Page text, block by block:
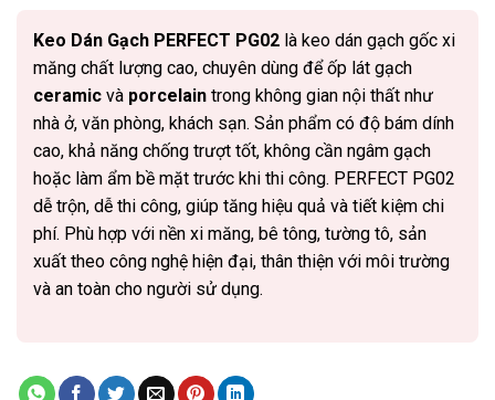
Keo Dán Gạch PERFECT PG02 là keo dán gạch gốc xi
măng chất lượng cao, chuyên dùng để ốp lát gạch
ceramic và porcelain trong không gian nội thất như
nhà ở, văn phòng, khách sạn. Sản phẩm có độ bám dính
cao, khả năng chống trượt tốt, không cần ngâm gạch
hoặc làm ẩm bề mặt trước khi thi công. PERFECT PG02
dễ trộn, dễ thi công, giúp tăng hiệu quả và tiết kiệm chi
phí. Phù hợp với nền xi măng, bê tông, tường tô, sản
xuất theo công nghệ hiện đại, thân thiện với môi trường
và an toàn cho người sử dụng.